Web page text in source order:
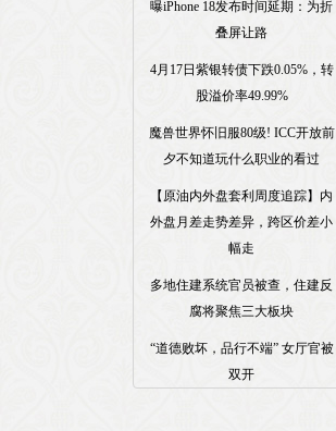
曝iPhone 18发布时间延期：为折
叠屏让路
4月17日紫银转债下跌0.05%，转
股溢价率49.99%
魔兽世界怀旧服80级! ICC开放前
夕不知道玩什么职业的看过
【原油内外盘套利周度追踪】内
外盘月差走势差异，跨区价差小
幅走
多地住建系统官员被查，住建反
腐将聚焦三大板块
“道德败坏，品行不端” 女厅官被
双开